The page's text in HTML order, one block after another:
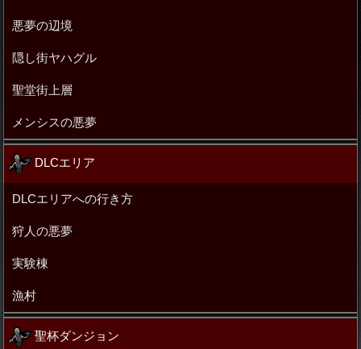
悪夢の辺境
隠し街ヤハグル
聖堂街上層
メンシスの悪夢
DLCエリア
DLCエリアへの行き方
狩人の悪夢
実験棟
漁村
聖杯ダンジョン